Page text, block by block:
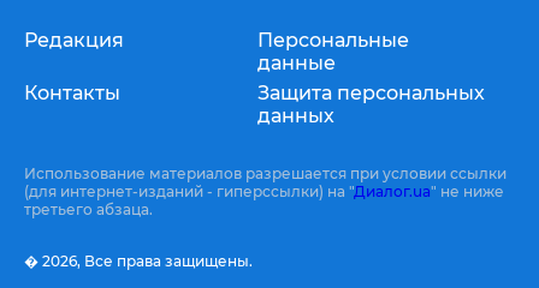
Редакция
Контакты
Персональные
данные
Защита персональных
данных
Использование материалов разрешается при условии ссылки
(для интернет-изданий - гиперссылки) на "Диалог.ua" не ниже
третьего абзаца.
� 2026, Все права защищены.